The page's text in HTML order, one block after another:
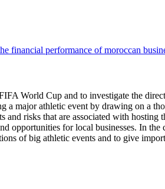
financial performance of moroccan
World Cup and to investigate the
a major athletic event by drawing on a
and risks that are associated with
opportunities for local businesses. In
of big athletic events and to give